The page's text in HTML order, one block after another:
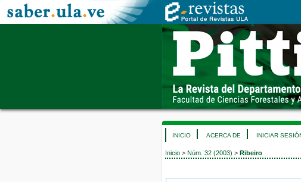
INICIO ACERCA DE INICIAR
Inicio > Núm. 32 (2003) > Ribeiro